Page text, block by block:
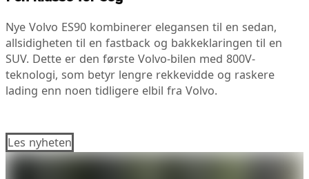
Nye Volvo ES90 kombinerer elegansen til en sedan,
allsidigheten til en fastback og bakkeklaringen til en
SUV. Dette er den første Volvo-bilen med 800V-
teknologi, som betyr lengre rekkevidde og raskere
lading enn noen tidligere elbil fra Volvo.
Les nyheten